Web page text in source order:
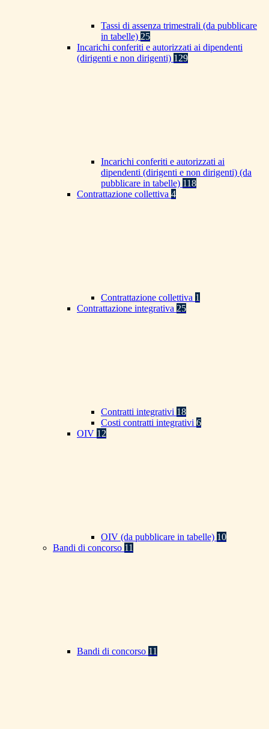
Tassi di assenza trimestrali (da pubblicare
in tabelle) 25
Incarichi conferiti e autorizzati ai dipendenti
(dirigenti e non dirigenti) 129
Incarichi conferiti e autorizzati ai
dipendenti (dirigenti e non dirigenti) (da
pubblicare in tabelle) 118
Contrattazione collettiva 4
Contrattazione collettiva 1
Contrattazione integrativa 25
Contratti integrativi 18
Costi contratti integrativi 6
OIV 12
OIV (da pubblicare in tabelle) 10
Bandi di concorso 11
Bandi di concorso 11